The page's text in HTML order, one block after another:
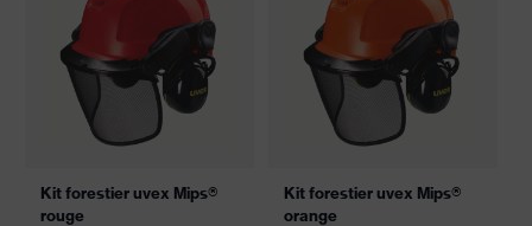
Kit forestier uvex Mips®
rouge
Kit forestier uvex Mips®
orange